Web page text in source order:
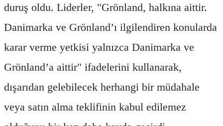
duruş oldu. Liderler, "Grönland, halkına aittir.
Danimarka ve Grönland’ı ilgilendiren konularda
karar verme yetkisi yalnızca Danimarka ve
Grönland’a aittir" ifadelerini kullanarak,
dışarıdan gelebilecek herhangi bir müdahale
veya satın alma teklifinin kabul edilemez